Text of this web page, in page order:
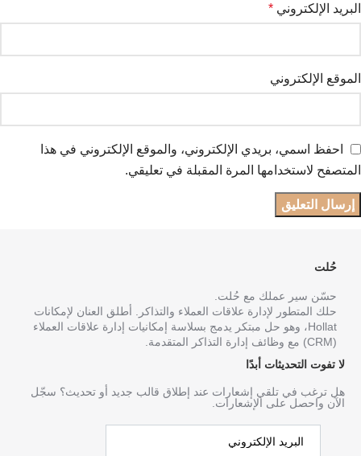
البريد الإلكتروني *
الموقع الإلكتروني
احفظ اسمي، بريدي الإلكتروني، والموقع الإلكتروني في هذا
المتصفح لاستخدامها المرة المقبلة في تعليقي.
حُلت
حسّن سير عملك مع حُلت.
حلك المتطور لإدارة علاقات العملاء والتذاكر. أطلق العنان لإمكانات
Hollat، وهو حل مبتكر يدمج بسلاسة إمكانيات إدارة علاقات العملاء
(CRM) مع وظائف إدارة التذاكر المتقدمة.
هل ترغب في تلقي إشعارات عند إطلاق قالب جديد أو تحديث؟ سجّل
الآن واحصل على الإشعارات.
لا تفوت التحديثات أبدًا